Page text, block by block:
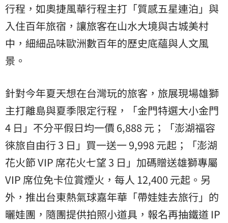
行程，如奧捷風華行程主打「質感五星連泊」與
入住百年旅宿，讓旅客在山水大境與古城美村
中，細細品味歐洲數百年的歷史底蘊與人文風
景。
針對今年夏天想在台灣玩的旅客，旅展現場雄獅
主打離島與夏季限定行程，「金門特選大小金門
4 日」不分平假日均一價 6,888 元；「澎湖福容
徠旅自由行 3 日」買一送一 9,998 元起；「澎湖
花火節 VIP 席花火七望 3 日」加碼贈送雄獅專屬
VIP 席位免卡位賞煙火，每人 12,400 元起。另
外，推出台東熱氣球嘉年華「帶娃娃去旅行」的
曬娃團，隨團提供拍照小道具，報名再抽鐵道 IP